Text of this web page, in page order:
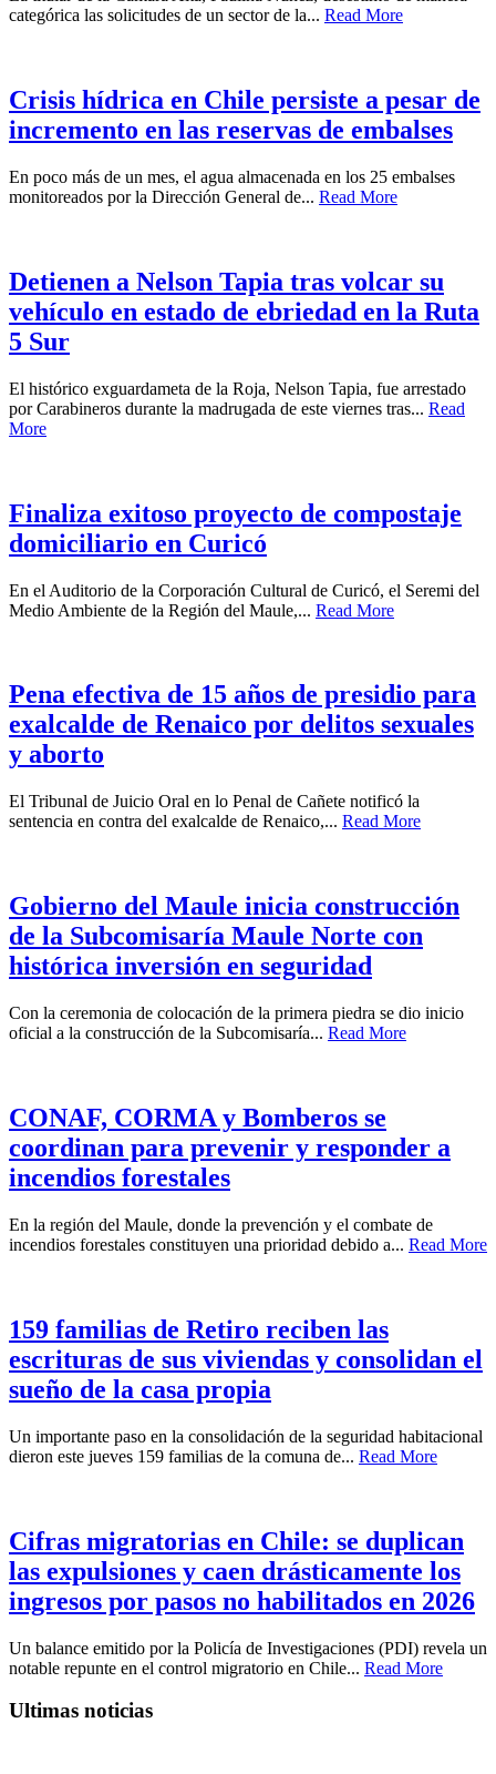
categórica las solicitudes de un sector de la... Read More
Crisis hídrica en Chile persiste a pesar de
incremento en las reservas de embalses
En poco más de un mes, el agua almacenada en los 25 embalses
monitoreados por la Dirección General de... Read More
Detienen a Nelson Tapia tras volcar su
vehículo en estado de ebriedad en la Ruta
5 Sur
El histórico exguardameta de la Roja, Nelson Tapia, fue arrestado
por Carabineros durante la madrugada de este viernes tras... Read
More
Finaliza exitoso proyecto de compostaje
domiciliario en Curicó
En el Auditorio de la Corporación Cultural de Curicó, el Seremi del
Medio Ambiente de la Región del Maule,... Read More
Pena efectiva de 15 años de presidio para
exalcalde de Renaico por delitos sexuales
y aborto
El Tribunal de Juicio Oral en lo Penal de Cañete notificó la
sentencia en contra del exalcalde de Renaico,... Read More
Gobierno del Maule inicia construcción
de la Subcomisaría Maule Norte con
histórica inversión en seguridad
Con la ceremonia de colocación de la primera piedra se dio inicio
oficial a la construcción de la Subcomisaría... Read More
CONAF, CORMA y Bomberos se
coordinan para prevenir y responder a
incendios forestales
En la región del Maule, donde la prevención y el combate de
incendios forestales constituyen una prioridad debido a... Read More
159 familias de Retiro reciben las
escrituras de sus viviendas y consolidan el
sueño de la casa propia
Un importante paso en la consolidación de la seguridad habitacional
dieron este jueves 159 familias de la comuna de... Read More
Cifras migratorias en Chile: se duplican
las expulsiones y caen drásticamente los
ingresos por pasos no habilitados en 2026
Un balance emitido por la Policía de Investigaciones (PDI) revela un
notable repunte en el control migratorio en Chile... Read More
Ultimas noticias